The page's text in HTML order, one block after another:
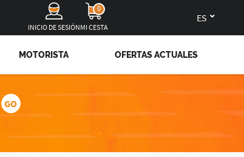
INICIO DE SESIÓN
0
MI CESTA
MOTORISTA OFERTAS ACTUALES